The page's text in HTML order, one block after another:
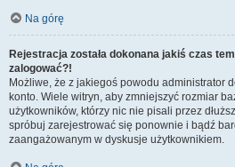
Na górę
Rejestracja została dokonana jakiś czas
zalogować?!
Możliwe, że z jakiegoś powodu administrator
konto. Wiele witryn, aby zmniejszyć rozmiar
użytkowników, którzy nic nie pisali przez
spróbuj zarejestrować się ponownie i bądź
zaangażowanym w dyskusje użytkownikiem.